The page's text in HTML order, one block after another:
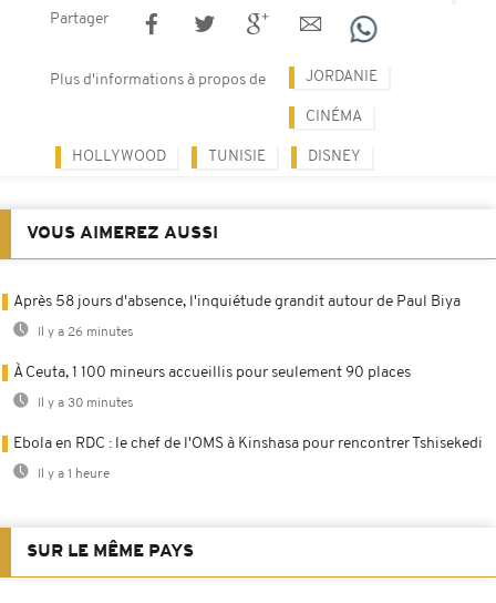
Partager
Plus d'informations à propos de JORDANIE
CINÉMA
HOLLYWOOD TUNISIE DISNEY
VOUS AIMEREZ AUSSI
Après 58 jours d'absence, l'inquiétude grandit autour de Paul Biya
Il y a 26 minutes
À Ceuta, 1 100 mineurs accueillis pour seulement 90 places
Il y a 30 minutes
Ebola en RDC : le chef de l'OMS à Kinshasa pour rencontrer Tshisekedi
Il y a 1 heure
SUR LE MÊME PAYS